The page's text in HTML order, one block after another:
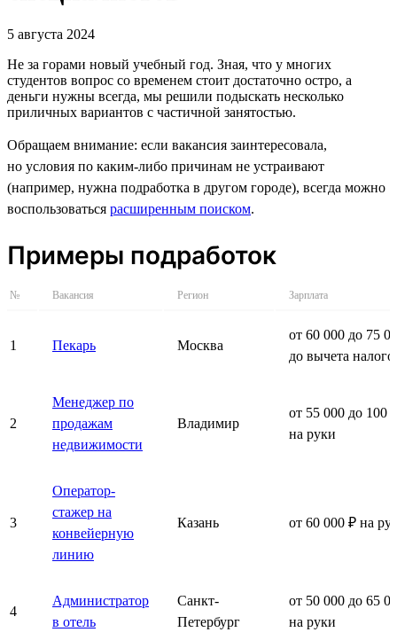
5 августа 2024
Не за горами новый учебный год. Зная, что у многих
студентов вопрос со временем стоит достаточно остро, а
деньги нужны всегда, мы решили подыскать несколько
приличных вариантов с частичной занятостью.
Обращаем внимание: если вакансия заинтересовала,
но условия по каким-либо причинам не устраивают
(например, нужна подработка в другом городе), всегда можно
воспользоваться расширенным поиском.
Примеры подработок
№ Вакансия Регион Зарплата
1 Пекарь Москва
от 60 000 до 75
до вычета
2
Менеджер по
продажам
недвижимости
Владимир
от 55 000 до 100
на руки
3
Оператор-
стажер на
конвейерную
линию
Казань от 60 000 ₽ на
4
Администратор
в отель
Санкт-
Петербург
от 50 000 до 65
на руки